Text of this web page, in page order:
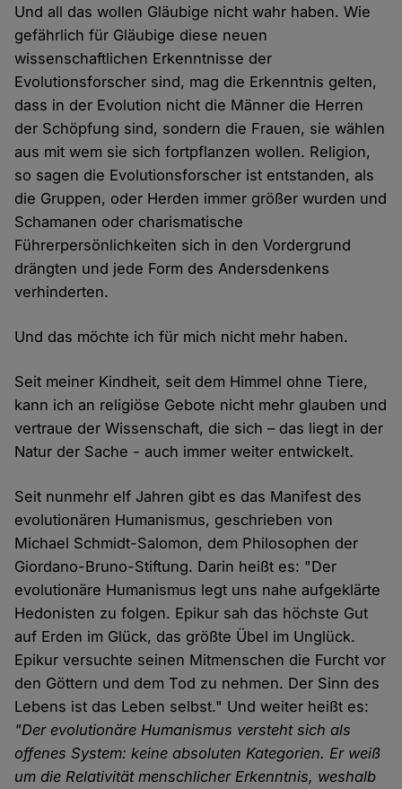
Und all das wollen Gläubige nicht wahr haben. Wie
gefährlich für Gläubige diese neuen
wissenschaftlichen Erkenntnisse der
Evolutionsforscher sind, mag die Erkenntnis gelten,
dass in der Evolution nicht die Männer die Herren
der Schöpfung sind, sondern die Frauen, sie wählen
aus mit wem sie sich fortpflanzen wollen. Religion,
so sagen die Evolutionsforscher ist entstanden, als
die Gruppen, oder Herden immer größer wurden und
Schamanen oder charismatische
Führerpersönlichkeiten sich in den Vordergrund
drängten und jede Form des Andersdenkens
verhinderten.
Und das möchte ich für mich nicht mehr haben.
Seit meiner Kindheit, seit dem Himmel ohne Tiere,
kann ich an religiöse Gebote nicht mehr glauben und
vertraue der Wissenschaft, die sich – das liegt in der
Natur der Sache - auch immer weiter entwickelt.
Seit nunmehr elf Jahren gibt es das Manifest des
evolutionären Humanismus, geschrieben von
Michael Schmidt-Salomon, dem Philosophen der
Giordano-Bruno-Stiftung. Darin heißt es: "Der
evolutionäre Humanismus legt uns nahe aufgeklärte
Hedonisten zu folgen. Epikur sah das höchste Gut
auf Erden im Glück, das größte Übel im Unglück.
Epikur versuchte seinen Mitmenschen die Furcht vor
den Göttern und dem Tod zu nehmen. Der Sinn des
Lebens ist das Leben selbst." Und weiter heißt es:
"Der evolutionäre Humanismus versteht sich als
offenes System: keine absoluten Kategorien. Er weiß
um die Relativität menschlicher Erkenntnis, weshalb